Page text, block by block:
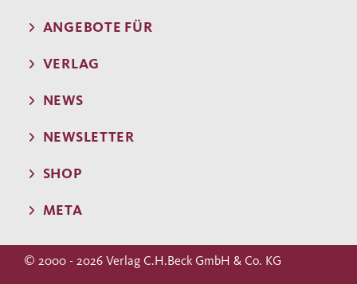
ANGEBOTE FÜR
VERLAG
NEWS
NEWSLETTER
SHOP
META
© 2000 - 2026 Verlag C.H.Beck GmbH & Co. KG